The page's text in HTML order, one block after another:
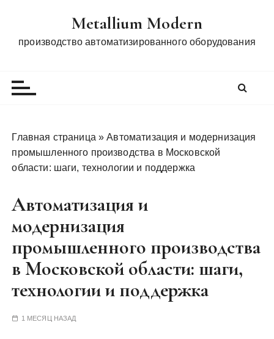
Metallium Modern
производство автоматизированного оборудования
Главная страница »Автоматизация и модернизация
промышленного производства в Московской
области: шаги, технологии и поддержка
Автоматизация и
модернизация
промышленного производства
в Московской области: шаги,
технологии и поддержка
1 МЕСЯЦ НАЗАД